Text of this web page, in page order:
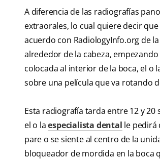
A diferencia de las radiografías
extraorales, lo cual quiere decir
acuerdo con RadiologyInfo.org de
alrededor de la cabeza,
colocada al interior de la boca, el o
sobre una película que va rotando
Esta radiografía tarda entre 12 y
el o laespecialista dental le pedirá
pare o se siente al centro de la
bloqueador de mordida en la boca